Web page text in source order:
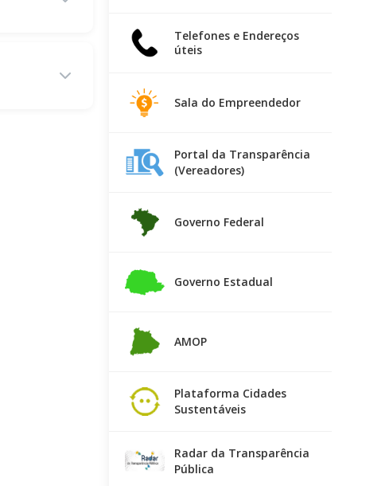
Telefones e Endereços
úteis
Sala do Empreendedor
Portal da Transparência
(Vereadores)
Governo Federal
Governo Estadual
AMOP
Plataforma Cidades
Sustentáveis
Radar da Transparência
Pública